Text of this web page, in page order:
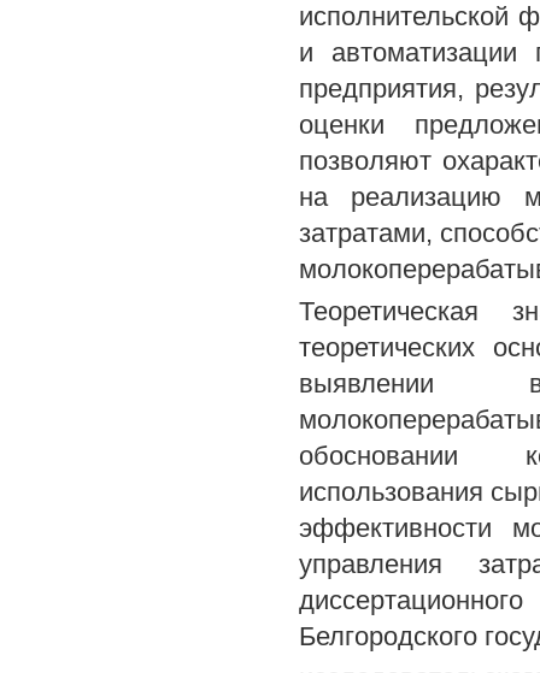
исполнительской
и автоматизации
предприятия,
оценки
позволяют
на реализацию
затратами,
Теоретическая
теоретических
выявлении
обосновании
использования
эффективности
управления
Белгородского